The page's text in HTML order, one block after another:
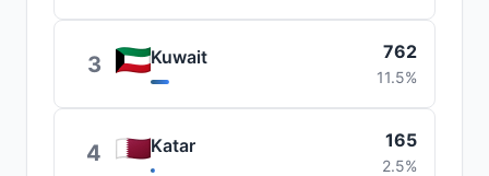
3 Kuwait 762
11.5%
4 Katar 165
2.5%